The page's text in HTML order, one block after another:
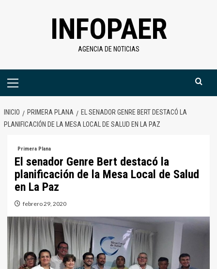
INFOPAER
AGENCIA DE NOTICIAS
Menú
INICIO PRIMERA PLANA
EL SENADOR GENRE BERT DESTACÓ LA
PLANIFICACIÓN DE LA MESA LOCAL DE SALUD EN LA PAZ
Primera Plana
El senador Genre Bert destacó la
planificación de la Mesa Local de Salud
en La Paz
febrero 29, 2020